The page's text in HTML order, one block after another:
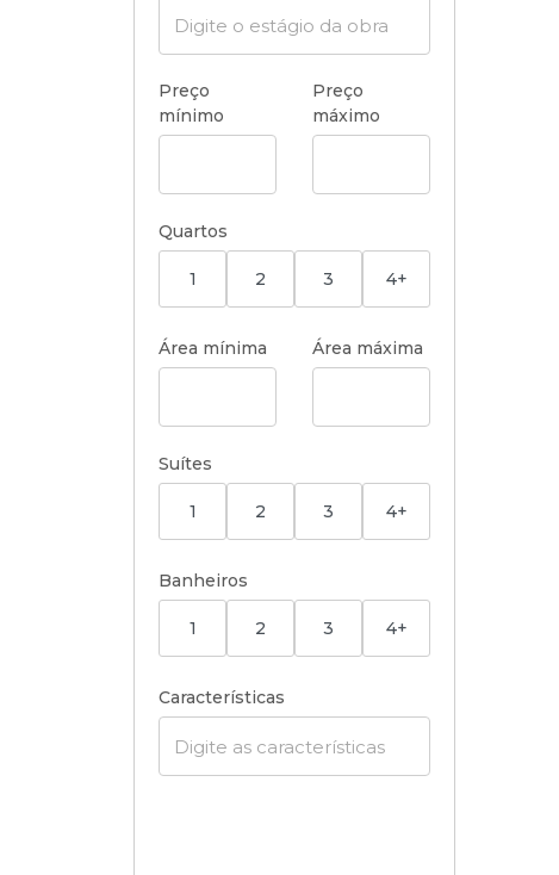
Preço
mínimo
Preço
máximo
Quartos
1 2 3 4+
Área mínima Área máxima
Suítes
1 2 3 4+
Banheiros
1 2 3 4+
Características